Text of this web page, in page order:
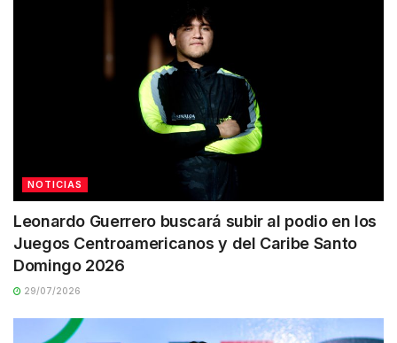
NOTICIAS
Leonardo Guerrero buscará subir al podio en los
Juegos Centroamericanos y del Caribe Santo
Domingo 2026
29/07/2026